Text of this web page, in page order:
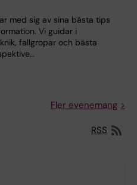
med sig av sina bästa tips
Vi guidar i
fallgropar och bästa
Fler evenemang
RSS